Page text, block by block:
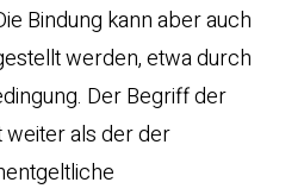
Bindung kann aber auch
werden, etwa durch
Der Begriff der
weiter als der der